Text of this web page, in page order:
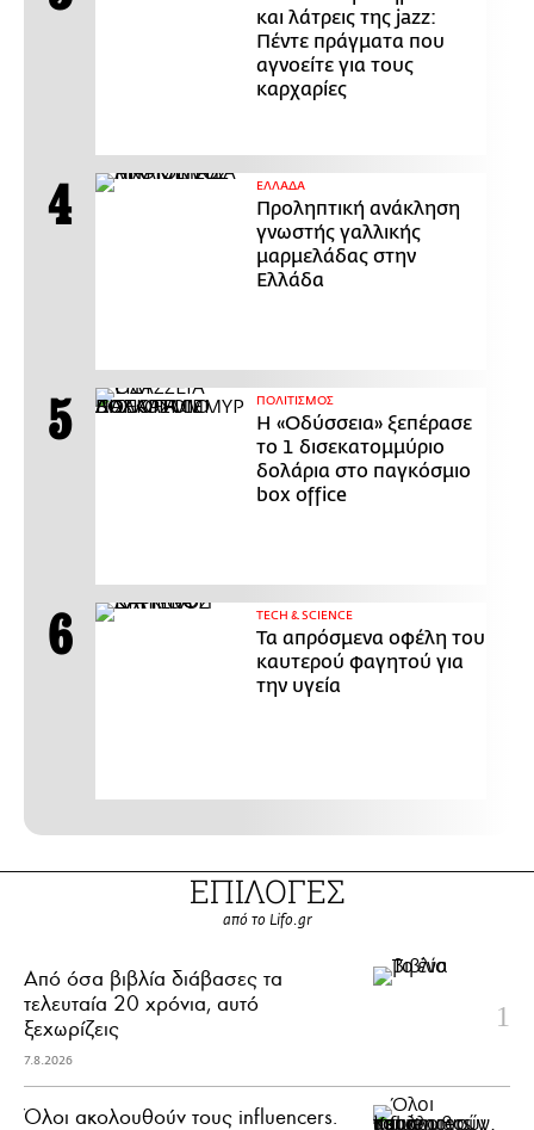
και λάτρεις της jazz:
Πέντε πράγματα που
αγνοείτε για τους
καρχαρίες
ΕΛΛΑΔΑ
Προληπτική ανάκληση
γνωστής γαλλικής
μαρμελάδας στην
Ελλάδα
ΠΟΛΙΤΙΣΜΟΣ
Η «Οδύσσεια» ξεπέρασε
το 1 δισεκατομμύριο
δολάρια στο παγκόσμιο
box office
ΤECH & SCIENCE
Τα απρόσμενα οφέλη του
καυτερού φαγητού για
την υγεία
ΕΠΙΛΟΓΕΣ
από το Lifo.gr
Από όσα βιβλία διάβασες τα
τελευταία 20 χρόνια, αυτό
ξεχωρίζεις
7.8.2026
Όλοι ακολουθούν τους influencers.